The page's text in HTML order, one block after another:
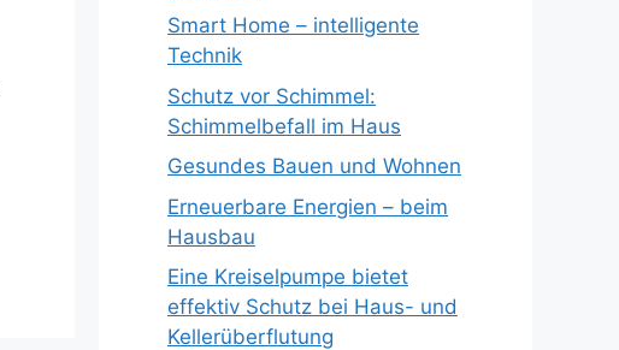
Smart Home – intelligente
Technik
Schutz vor Schimmel:
Schimmelbefall im Haus
Gesundes Bauen und Wohnen
Erneuerbare Energien – beim
Hausbau
Eine Kreiselpumpe bietet
effektiv Schutz bei Haus- und
Kellerüberflutung